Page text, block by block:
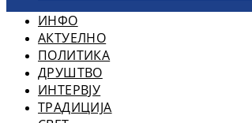
ИНФО
АКТУЕЛНО
ПОЛИТИКА
ДРУШТВО
ИНТЕРВЈУ
ТРАДИЦИЈА